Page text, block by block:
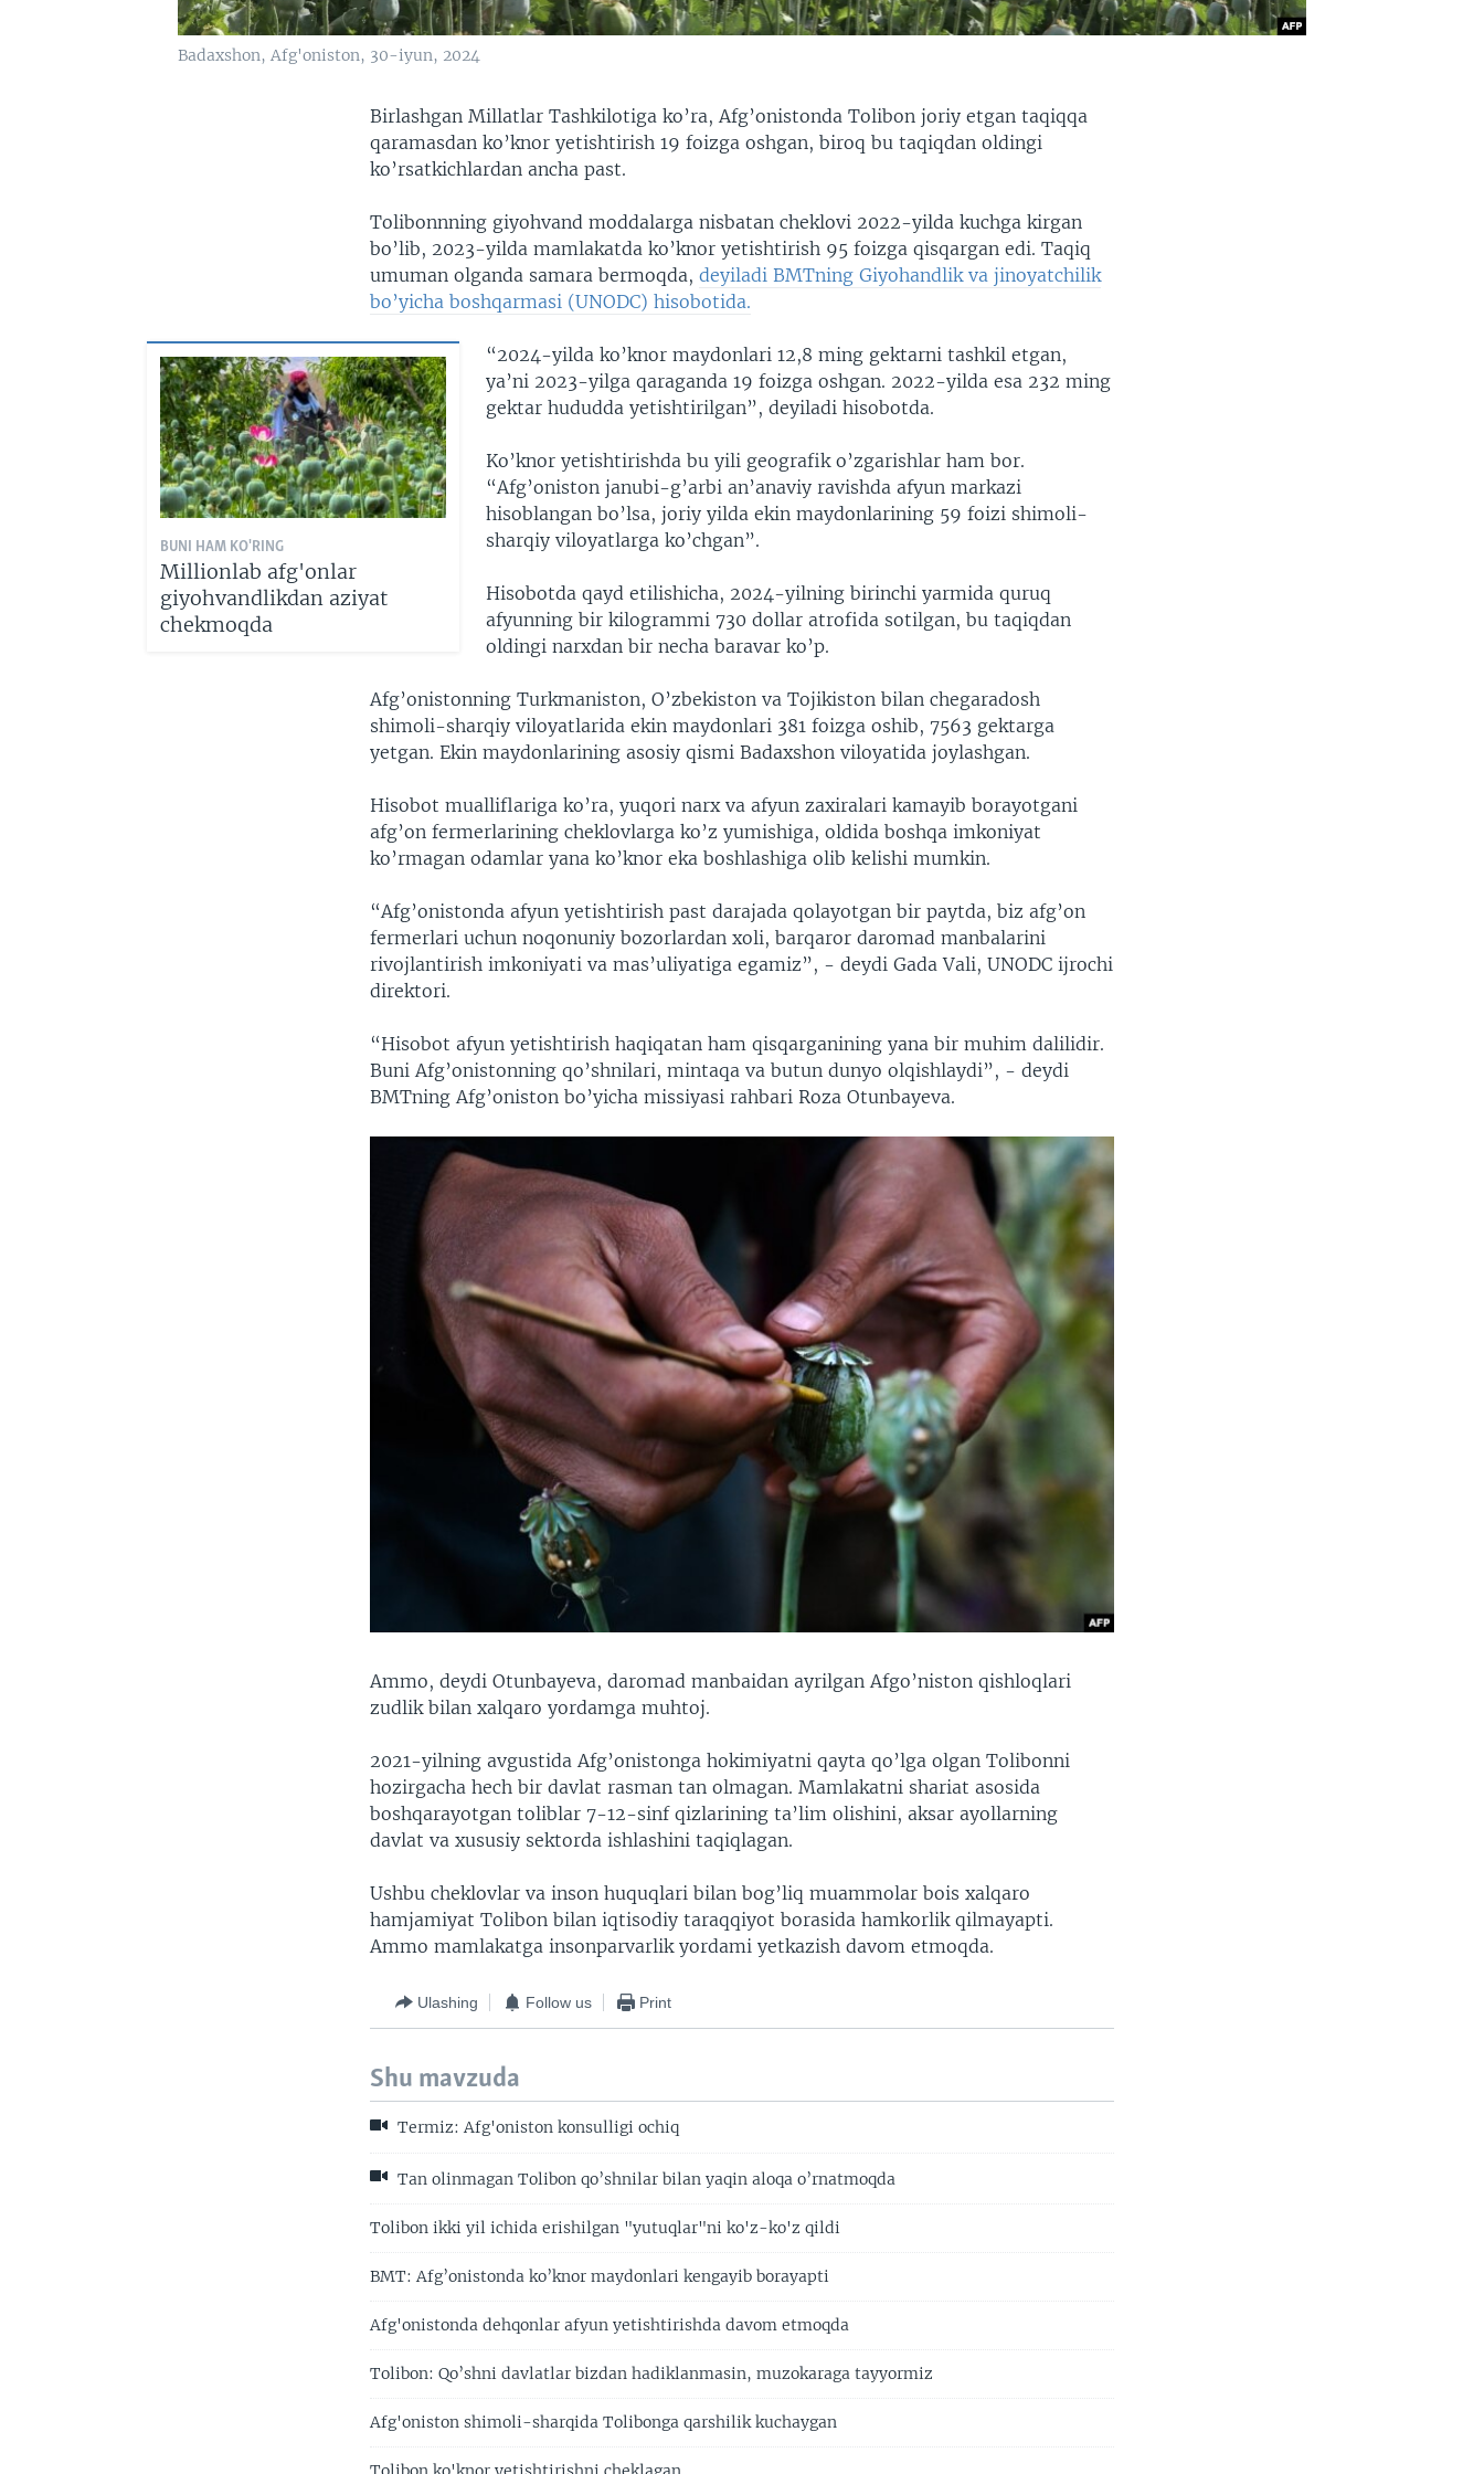
Badaxshon, Afg'oniston, 30-iyun, 2024
Birlashgan Millatlar Tashkilotiga ko’ra, Afg’onistonda Tolibon joriy etgan taqiqqa
qaramasdan ko’knor yetishtirish 19 foizga oshgan, biroq bu taqiqdan oldingi
ko’rsatkichlardan ancha past.
Tolibonnning giyohvand moddalarga nisbatan cheklovi 2022-yilda kuchga kirgan
bo’lib, 2023-yilda mamlakatda ko’knor yetishtirish 95 foizga qisqargan edi. Taqiq
umuman olganda samara bermoqda,deyiladi BMTning Giyohandlik va jinoyatchilik
bo’yicha boshqarmasi (UNODC) hisobotida.
BUNI HAM KO'RING
Millionlab afg'onlar
giyohvandlikdan aziyat
chekmoqda
“2024-yilda ko’knor maydonlari 12,8 ming gektarni tashkil etgan,
ya’ni 2023-yilga qaraganda 19 foizga oshgan. 2022-yilda esa 232 ming
gektar hududda yetishtirilgan”, deyiladi hisobotda.
Ko’knor yetishtirishda bu yili geografik o’zgarishlar ham bor.
“Afg’oniston janubi-g’arbi an’anaviy ravishda afyun markazi
hisoblangan bo’lsa, joriy yilda ekin maydonlarining 59 foizi shimoli-
sharqiy viloyatlarga ko’chgan”.
Hisobotda qayd etilishicha, 2024-yilning birinchi yarmida quruq
afyunning bir kilogrammi 730 dollar atrofida sotilgan, bu taqiqdan
oldingi narxdan bir necha baravar ko’p.
Afg’onistonning Turkmaniston, O’zbekiston va Tojikiston bilan chegaradosh
shimoli-sharqiy viloyatlarida ekin maydonlari 381 foizga oshib, 7563 gektarga
yetgan. Ekin maydonlarining asosiy qismi Badaxshon viloyatida joylashgan.
Hisobot mualliflariga ko’ra, yuqori narx va afyun zaxiralari kamayib borayotgani
afg’on fermerlarining cheklovlarga ko’z yumishiga, oldida boshqa imkoniyat
ko’rmagan odamlar yana ko’knor eka boshlashiga olib kelishi mumkin.
“Afg’onistonda afyun yetishtirish past darajada qolayotgan bir paytda, biz afg’on
fermerlari uchun noqonuniy bozorlardan xoli, barqaror daromad manbalarini
rivojlantirish imkoniyati va mas’uliyatiga egamiz”, - deydi Gada Vali, UNODC ijrochi
direktori.
“Hisobot afyun yetishtirish haqiqatan ham qisqarganining yana bir muhim dalilidir.
Buni Afg’onistonning qo’shnilari, mintaqa va butun dunyo olqishlaydi”, - deydi
BMTning Afg’oniston bo’yicha missiyasi rahbari Roza Otunbayeva.
Ammo, deydi Otunbayeva, daromad manbaidan ayrilgan Afgo’niston qishloqlari
zudlik bilan xalqaro yordamga muhtoj.
2021-yilning avgustida Afg’onistonga hokimiyatni qayta qo’lga olgan Tolibonni
hozirgacha hech bir davlat rasman tan olmagan. Mamlakatni shariat asosida
boshqarayotgan toliblar 7-12-sinf qizlarining ta’lim olishini, aksar ayollarning
davlat va xususiy sektorda ishlashini taqiqlagan.
Ushbu cheklovlar va inson huquqlari bilan bog’liq muammolar bois xalqaro
hamjamiyat Tolibon bilan iqtisodiy taraqqiyot borasida hamkorlik qilmayapti.
Ammo mamlakatga insonparvarlik yordami yetkazish davom etmoqda.
Ulashing Follow us Print
Shu mavzuda
Termiz: Afg'oniston konsulligi ochiq
Tan olinmagan Tolibon qo’shnilar bilan yaqin aloqa o’rnatmoqda
Tolibon ikki yil ichida erishilgan "yutuqlar"ni ko'z-ko'z qildi
BMT: Afg’onistonda ko’knor maydonlari kengayib borayapti
Afg'onistonda dehqonlar afyun yetishtirishda davom etmoqda
Tolibon: Qo’shni davlatlar bizdan hadiklanmasin, muzokaraga tayyormiz
Afg'oniston shimoli-sharqida Tolibonga qarshilik kuchaygan